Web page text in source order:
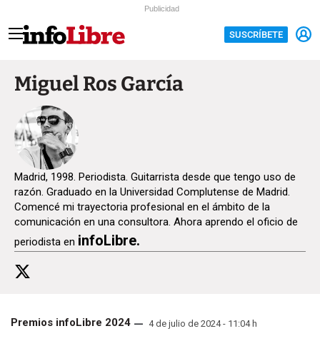
Publicidad
SUSCRÍBETE
Miguel Ros García
Madrid, 1998. Periodista. Guitarrista desde que tengo uso de
razón. Graduado en la Universidad Complutense de Madrid.
Comencé mi trayectoria profesional en el ámbito de la
comunicación en una consultora. Ahora aprendo el oficio de
periodista en infoLibre.
Premios infoLibre 2024 4 de julio de 2024 - 11:04 h